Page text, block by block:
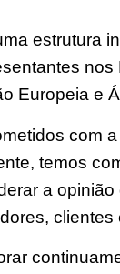
estrutura
nos
Europeia e
com
temos
a opinião
clientes